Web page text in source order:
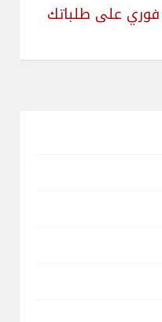
على طلباتك